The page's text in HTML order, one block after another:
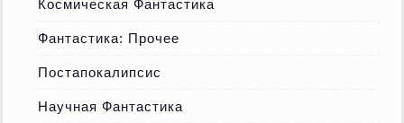
Космическая Фантастика
Фантастика: Прочее
Постапокалипсис
Научная Фантастика